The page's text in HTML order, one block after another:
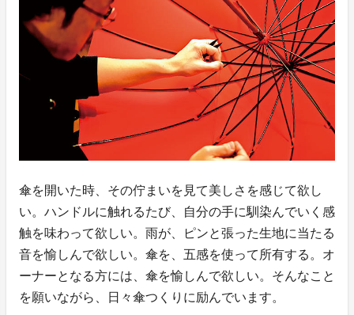
傘を開いた時、その佇まいを見て美しさを感じて欲し
い。ハンドルに触れるたび、自分の手に馴染んでいく感
触を味わって欲しい。雨が、ピンと張った生地に当たる
音を愉しんで欲しい。傘を、五感を使って所有する。オ
ーナーとなる方には、傘を愉しんで欲しい。そんなこと
を願いながら、日々傘つくりに励んでいます。